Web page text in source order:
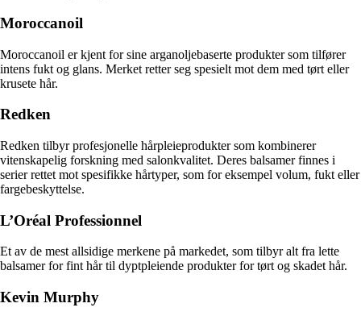
Moroccanoil
Moroccanoil er kjent for sine arganoljebaserte produkter som tilfører
intens fukt og glans. Merket retter seg spesielt mot dem med tørt eller
krusete hår.
Redken
Redken tilbyr profesjonelle hårpleieprodukter som kombinerer
vitenskapelig forskning med salonkvalitet. Deres balsamer finnes i
serier rettet mot spesifikke hårtyper, som for eksempel volum, fukt eller
fargebeskyttelse.
L’Oréal Professionnel
Et av de mest allsidige merkene på markedet, som tilbyr alt fra lette
balsamer for fint hår til dyptpleiende produkter for tørt og skadet hår.
Kevin Murphy